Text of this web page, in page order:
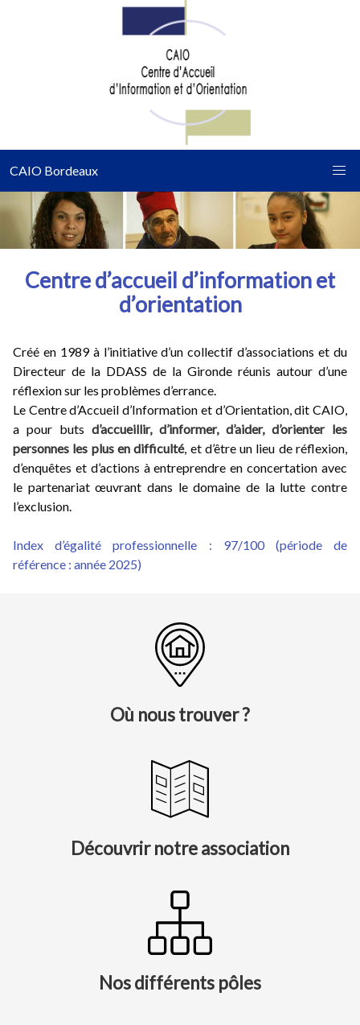
CAIO Bordeaux
Centre d’accueil d’information et
d’orientation
Créé en 1989 à l’initiative d’un collectif d’associations et du
Directeur de la DDASS de la Gironde réunis autour d’une
réflexion sur les problèmes d’errance.
Le Centre d’Accueil d’Information et d’Orientation, dit CAIO,
a pour buts d’accueillir, d’informer, d’aider, d’orienter les
personnes les plus en difficulté, et d’être un lieu de réflexion,
d’enquêtes et d’actions à entreprendre en concertation avec
le partenariat œuvrant dans le domaine de la lutte contre
l’exclusion.
Index d’égalité professionnelle : 97/100 (période de
référence : année 2025)
Où nous trouver ?
Découvrir notre association
Nos différents pôles